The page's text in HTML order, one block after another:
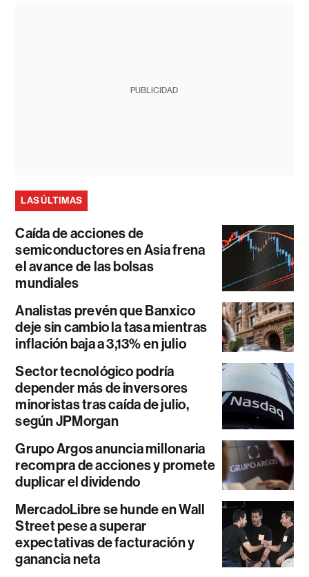
PUBLICIDAD
LAS ÚLTIMAS
Caída de acciones de
semiconductores en Asia frena
el avance de las bolsas
mundiales
Analistas prevén que Banxico
deje sin cambio la tasa mientras
inflación baja a 3,13% en julio
Sector tecnológico podría
depender más de inversores
minoristas tras caída de julio,
según JPMorgan
Grupo Argos anuncia millonaria
recompra de acciones y promete
duplicar el dividendo
MercadoLibre se hunde en Wall
Street pese a superar
expectativas de facturación y
ganancia neta